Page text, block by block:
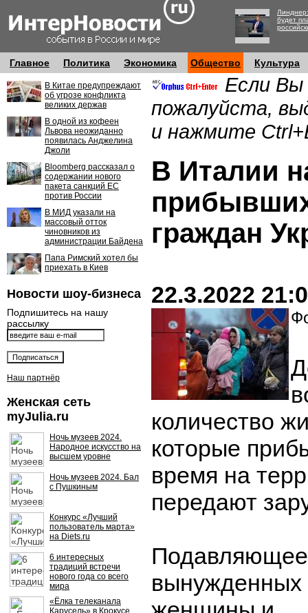
будет
Главное Политика Экономика Общество Культура
В Китае предупреждают
об угрозе конфликта
великих держав
В одной из кофеен
Львова неожиданно
появилась Анджелина
Джоли
Bloomberg рассказал о
содержании нового
пакета санкций ЕС
против России
В МИД указали на
массовый отток
чиновников из
администрации Байдена
Папа Римский хотел бы
приехать в Киев
Новости шоу-бизнеса
Подпишитесь на нашу
рассылку
Наш партнёр
Женская сеть
myJulia.ru
Ночь музеев 2024.
Народное искусство на
высшем уровне
Ночь музеев 2024. Бал
с Пушкиным
Конкурс «Лучший
пользователь марта»
на Diets.ru
6 интересных
традиций встречи
нового года со всего
мира
«Ёлка телеканала
Карусель» в Крокусе
Если Вы
пожалуйста,
и нажмите
В Италии
граждан
22.3.2022
количество
которые
время на
передают